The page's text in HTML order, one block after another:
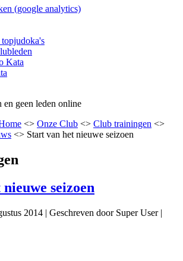
(google analytics)
Kata
en geen leden online
<> Onze Club <> Club trainingen <>
<> Start van het nieuwe seizoen
seizoen
2014 | Geschreven door Super User|